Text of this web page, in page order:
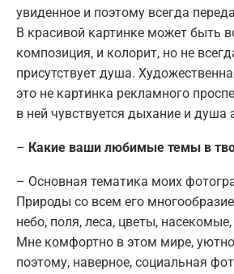
увиденное и поэтому всегда
В красивой картинке может быть
композиция, и колорит, но не
присутствует душа.
это не картинка рекламного
в ней чувствуется дыхание и душа
– Какие ваши любимые темы в
– Основная тематика моих
Природы со всем его
небо, поля, леса, цветы, насекомые,
Мне комфортно в этом мире,
поэтому, наверное, социальная